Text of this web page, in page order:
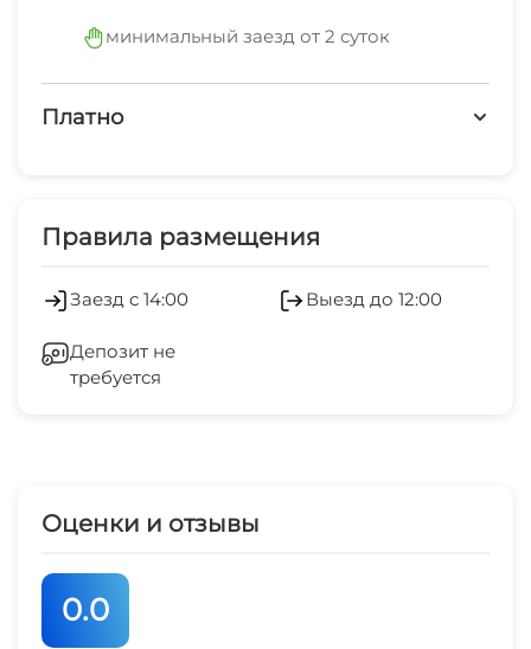
пастельного белья и полотенец. Для самых
для кормления и кроватка-манеж. Дом новый
возможны ремонтные работы.
минимальный заезд от 2 суток
Платно
Гладильные принадлежности
Правила размещения
Заезд с 14:00 Выезд до 12:00
Депозит не
требуется
Оценки и отзывы
0.0